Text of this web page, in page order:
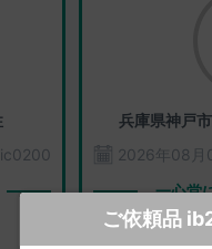
ご依頼品
ic0200
兵庫県神戸
2026年08月
一心堂
スピード